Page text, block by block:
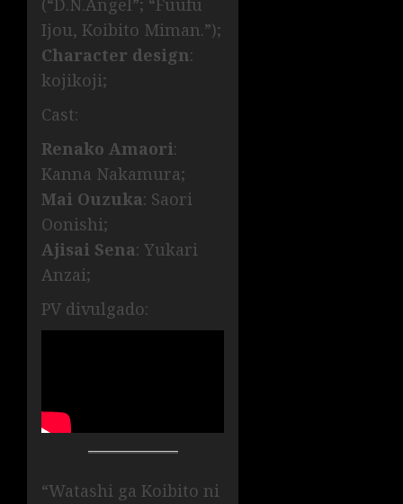
(“D.N.Angel”; “Fuufu
Ijou, Koibito Miman.”);
Character design:
kojikoji;
Cast:
Renako Amaori:
Kanna Nakamura;
Mai Ouzuka: Saori
Oonishi;
Ajisai Sena: Yukari
Anzai;
PV divulgado:
“Watashi ga Koibito ni